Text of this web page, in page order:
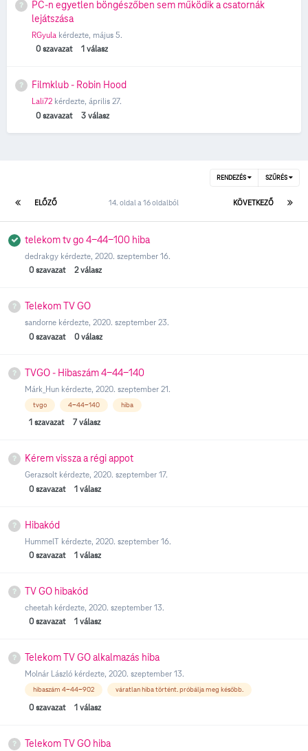
PC-n egyetlen böngészőben sem működik a csatornák
lejátszása
RGyula kérdezte, május 5.
0 szavazat 1 válasz
Filmklub - Robin Hood
Lali72 kérdezte, április 27.
0 szavazat 3 válasz
RENDEZÉS SZŰRÉS
ELŐZŐ KÖVETKEZŐ
14. oldal a 16 oldalból
telekom tv go 4-44-100 hiba
dedrakgy kérdezte, 2020. szeptember 16.
0 szavazat 2 válasz
Telekom TV GO
sandorne kérdezte, 2020. szeptember 23.
0 szavazat 0 válasz
TVGO - Hibaszám 4-44-140
Márk_Hun kérdezte, 2020. szeptember 21.
tvgo 4-44-140 hiba
1 szavazat 7 válasz
Kérem vissza a régi appot
Gerazsolt kérdezte, 2020. szeptember 17.
0 szavazat 1 válasz
Hibakód
HummelT kérdezte, 2020. szeptember 16.
0 szavazat 1 válasz
TV GO hibakód
cheetah kérdezte, 2020. szeptember 13.
0 szavazat 1 válasz
Telekom TV GO alkalmazás hiba
Molnár László kérdezte, 2020. szeptember 13.
hibaszám 4-44-902 váratlan hiba történt. próbálja meg később.
0 szavazat 1 válasz
Telekom TV GO hiba